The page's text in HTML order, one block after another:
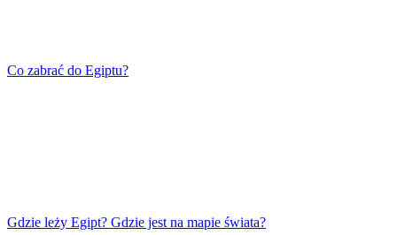
Co zabrać do Egiptu?
Gdzie leży Egipt? Gdzie jest na mapie świata?